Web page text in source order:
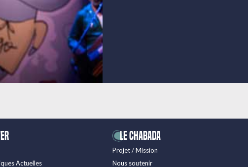
Actuelles
LE CHABADA
Projet / Mission
Nous soutenir